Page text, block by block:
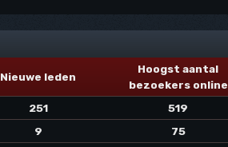
Nieuwe leden
Hoogst aantal
bezoekers online
251 519
9 75